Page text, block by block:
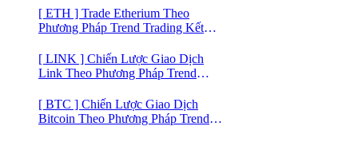
lý
[ ETH ] Trade Etherium Theo
Phương Pháp Trend Trading Kết
[ LINK ] Chiến Lược Giao Dịch
Link Theo Phương Pháp Trend
[ BTC ] Chiến Lược Giao Dịch
Bitcoin Theo Phương Pháp Trend